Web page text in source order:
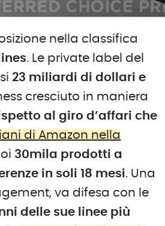
nella classifica
. Le private label del
23 miliardi di dollari e
cresciuto in maniera
al giro d’affari che
di Amazon nella
30mila prodotti a
in soli 18 mesi. Una
va difesa con le
delle sue linee più